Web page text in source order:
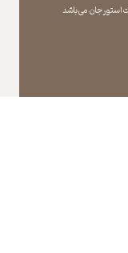
جان می باشد